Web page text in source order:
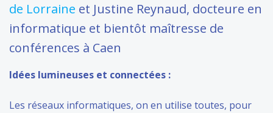
de Lorraine et Justine Reynaud, docteure en
informatique et bientôt maîtresse de
conférences à Caen
Idées lumineuses et connectées :
Les réseaux informatiques, on en utilise toutes, pour